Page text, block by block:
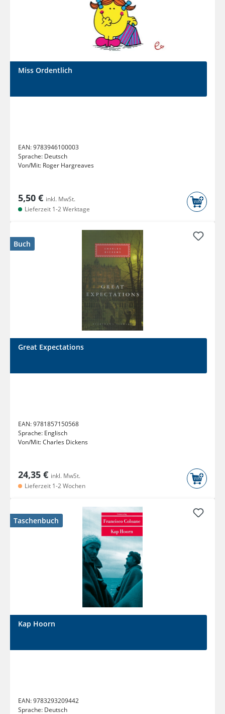
Miss Ordentlich
EAN:9783946100003
Sprache: Deutsch
Von/Mit: Roger Hargreaves
5,50 € inkl. MwSt.
Lieferzeit 1-2 Werktage
Buch
Great Expectations
EAN:9781857150568
Sprache: Englisch
Von/Mit:Charles Dickens
24,35 € inkl. MwSt.
Lieferzeit 1-2 Wochen
Taschenbuch
Kap Hoorn
EAN:9783293209442
Sprache: Deutsch